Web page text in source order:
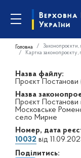
Головна Законопроєкти,
Картка законопроєкту,
Назва файлу:
Проєкт
Назва
Проєкт
Московське
село Мирне
Номер, дата
10032 від
Поділитись: